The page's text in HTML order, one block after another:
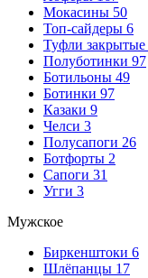
Мокасины 50
Топ-сайдеры 6
Туфли закрытые
Полуботинки 97
Ботильоны 49
Ботинки 97
Казаки 9
Челси 3
Полусапоги 26
Ботфорты 2
Сапоги 31
Угги 3
Мужское
Биркенштоки 6
Шлёпанцы 17